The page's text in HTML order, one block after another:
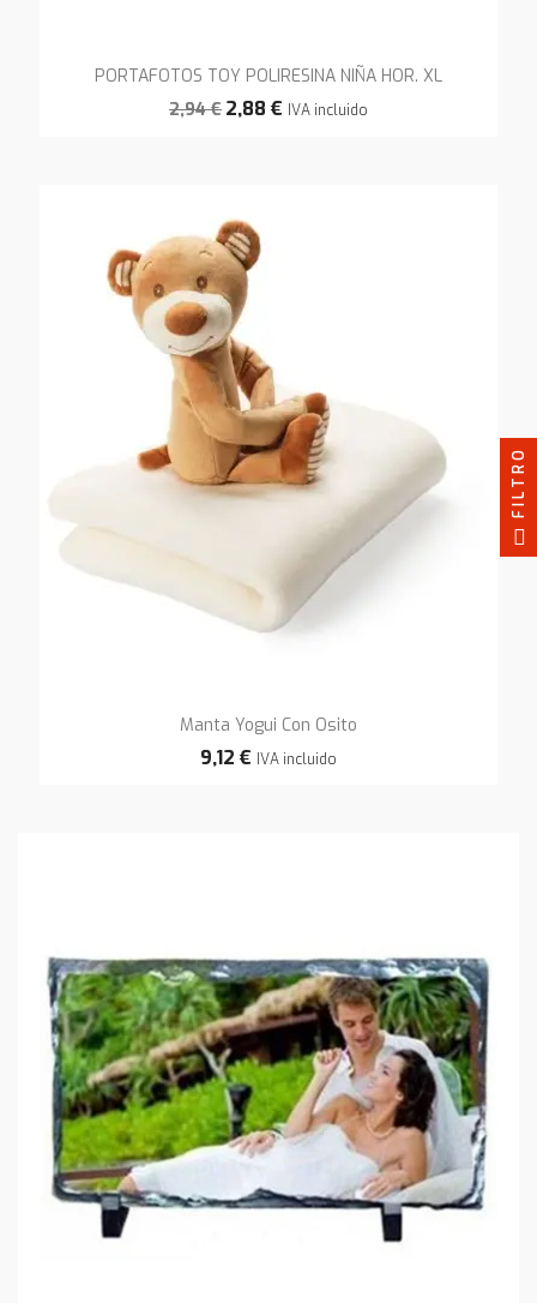
PORTAFOTOS TOY POLIRESINA NIÑA HOR. XL
2,94 € 2,88 € IVA incluido
Manta Yogui Con Osito
9,12 € IVA incluido
FILTRO